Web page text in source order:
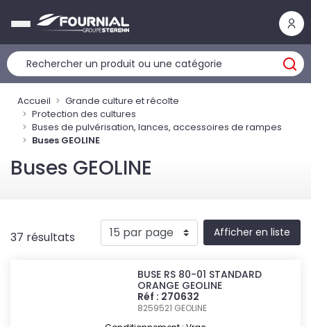
Accueil
Grande culture et récolte
Protection des cultures
Buses de pulvérisation, lances, accessoires de rampes
Buses GEOLINE
Buses GEOLINE
37 résultats Afficher en liste
BUSE RS 80-01 STANDARD
ORANGE GEOLINE
Réf : 270632
8259521 GEOLINE